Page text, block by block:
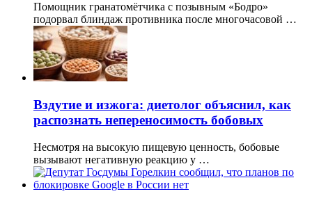
Помощник гранатомётчика с позывным «Бодро»
подорвал блиндаж противника после многочасовой …
Вздутие и изжога: диетолог объяснил, как
распознать непереносимость бобовых
Несмотря на высокую пищевую ценность, бобовые
вызывают негативную реакцию у …